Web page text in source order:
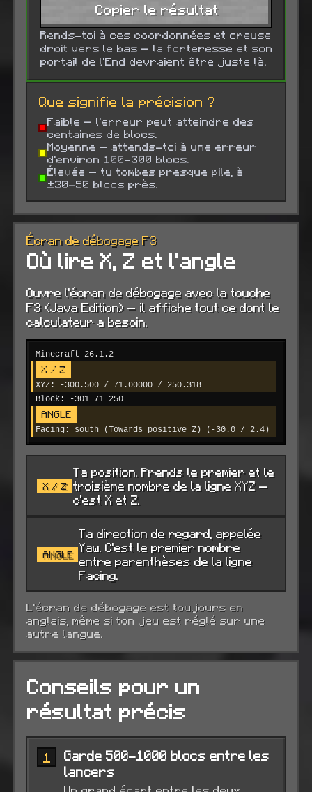
Copier le résultat
Rends-toi à ces coordonnées et creuse
droit vers le bas — la forteresse et son
portail de l'End devraient être juste là.
Que signifie la précision ?
Faible — l'erreur peut atteindre des
centaines de blocs.
Moyenne — attends-toi à une erreur
d'environ 100-300 blocs.
Élevée — tu tombes presque pile, à
±30-50 blocs près.
Écran de débogage F3
Où lire X, Z et l'angle
Ouvre l'écran de débogage avec la touche
F3 (Java Edition) — il affiche tout ce dont le
calculateur a besoin.
Minecraft 26.1.2
X / Z
XYZ: -300.500 / 71.00000 / 250.318
Block: -301 71 250
ANGLE
Facing: south (Towards positive Z) (-30.0 / 2.4)
X / Z
Ta position. Prends le premier et le
troisième nombre de la ligne XYZ —
c'est X et Z.
ANGLE
Ta direction de regard, appelée
Yaw. C'est le premier nombre
entre parenthèses de la ligne
Facing.
L'écran de débogage est toujours en
anglais, même si ton jeu est réglé sur une
autre langue.
Conseils pour un
résultat précis
1
Garde 500-1000 blocs entre les
lancers